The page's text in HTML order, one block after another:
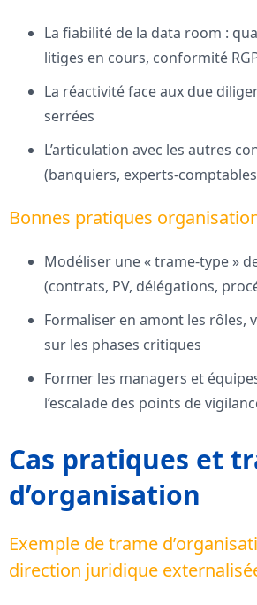
La fiabilité de la data room :
litiges en cours, conformité
La réactivité face aux due
serrées
L’articulation avec les autres
(banquiers, experts-
Bonnes pratiques
Modéliser une « trame-type »
(contrats, PV, délégations,
Formaliser en amont les rôles,
sur les phases critiques
Former les managers et
l’escalade des points de
Cas pratiques et
d’organisation
Exemple de trame
direction juridique